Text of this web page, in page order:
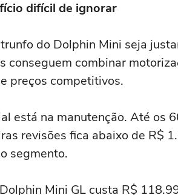
difícil de ignorar
do Dolphin Mini seja
conseguem combinar
preços competitivos.
está na manutenção. Até os
revisões fica abaixo de R$
segmento.
Mini GL custa R$